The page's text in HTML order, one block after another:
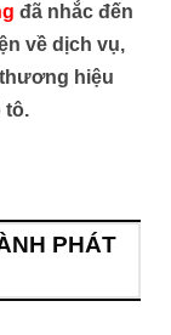
đã nhắc đến
về dịch vụ,
hiệu
tô.
PHÁT